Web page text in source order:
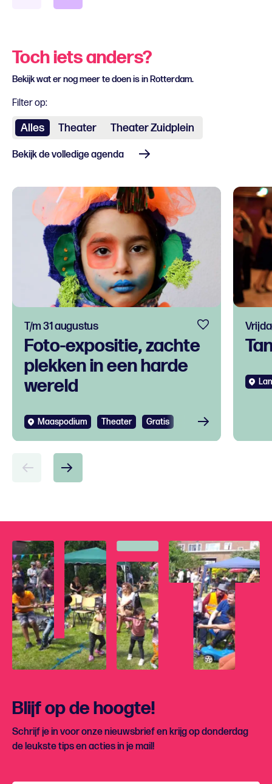
Toch iets anders?
Bekijk wat er nog meer te doen is in Rotterdam.
Filter op:
Alles Theater Theater Zuidplein
Bekijk de volledige agenda
Foto-expositie, zachte
plekken in een harde
wereld
T/m 31 augustus
Maaspodium Theater Gratis
Blijf op de hoogte!
Schrijf je in voor onze nieuwsbrief en krijg op donderdag
de leukste tips en acties in je mail!